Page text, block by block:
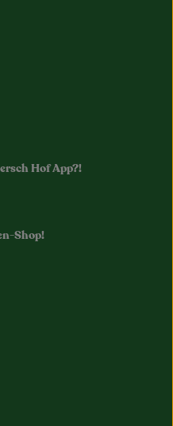
Hof App?!
www.bosshammersch-
Shop!
www.demeter.de/